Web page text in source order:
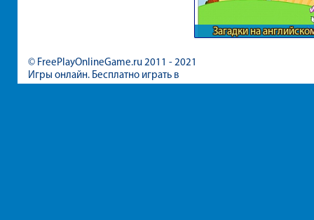
Загадки на
© FreePlayOnlineGame.ru 2011 - 2021
Игры онлайн. Бесплатно играть в
игры для девочек и мальчиков